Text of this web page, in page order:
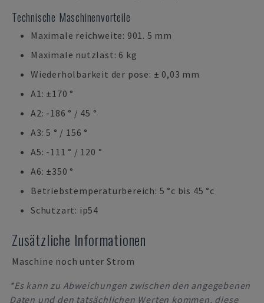
Technische Maschinenvorteile
Maximale reichweite: 901. 5 mm
Maximale nutzlast: 6 kg
Wiederholbarkeit der pose: ± 0,03 mm
A1: ±170 °
A2: -186 ° / 45 °
A3: 5 ° / 156 °
A5: -111 ° / 120 °
A6: ±350 °
Betriebstemperaturbereich: 5 °c bis 45 °c
Schutzart: ip54
Zusätzliche Informationen
Maschine noch unter Strom
*Es kann zu Abweichungen zwischen den angegebenen
Daten und den tatsächlichen Werten kommen, diese